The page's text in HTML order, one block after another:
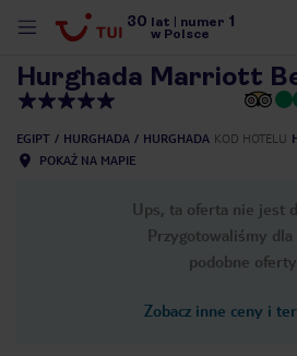
30 lat numer 1
w Polsce
Hurghada Marriott
EGIPT HURGHADA HURGHADA KOD HOTELU
POKAŻ NA MAPIE
Ups, ta oferta nie jest
Przygotowaliśmy dla
podobne
Zobacz inne ceny i